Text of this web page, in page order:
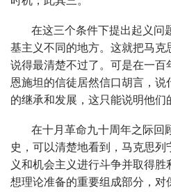
在这三个条件下提出起义问
基主义不同的地方。这就把马克
说得最清楚不过了。可是在一百
恩施坦的信徒居然信口胡言，说
的继承和发展，这只能说明他们
在十月革命九十周年之际回
史，可以清楚地看到，马克思
义和机会主义进行斗争并取得
想理论准备的重要组成部分，